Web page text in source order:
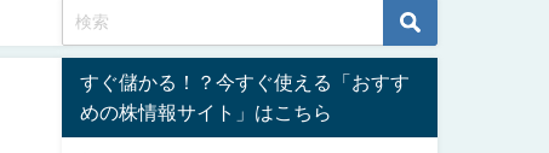
すぐ儲かる！？今すぐ使える「おすす
めの株情報サイト」はこちら